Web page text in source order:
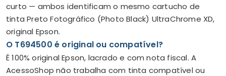
curto — ambos identificam o mesmo cartucho de
tinta Preto Fotográfico (Photo Black) UltraChrome XD,
original Epson.
O T694500 é original ou compatível?
É 100% original Epson, lacrado e com nota fiscal. A
AcessoShop não trabalha com tinta compatível ou